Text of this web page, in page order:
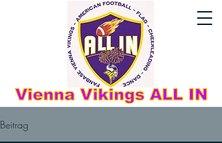
Beitrag